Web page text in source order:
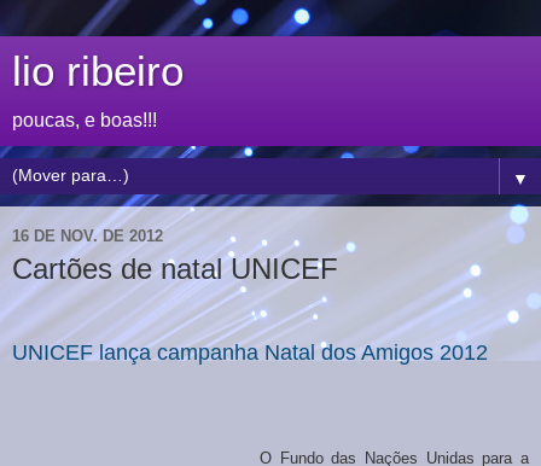
lio ribeiro
poucas, e boas!!!
▼
16 DE NOV. DE 2012
Cartões de natal UNICEF
UNICEF lança campanha Natal dos Amigos 2012
O Fundo das Nações Unidas para a